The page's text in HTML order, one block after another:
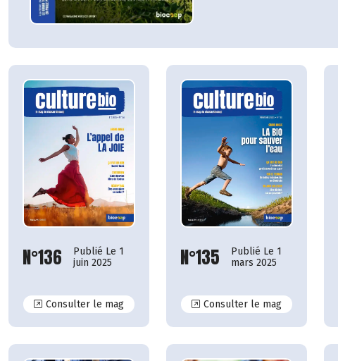
N°136
Publié Le 1
juin 2025
Consulter le magN°136
N°135
Publié Le 1
mars 2025
Consulter le magN°135